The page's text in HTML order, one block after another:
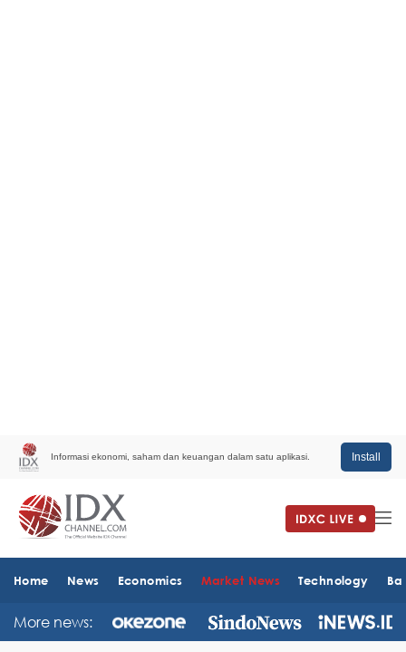
Informasi ekonomi, saham dan keuangan dalam satu aplikasi. Install
Home News Economics Market News Technology
More news: